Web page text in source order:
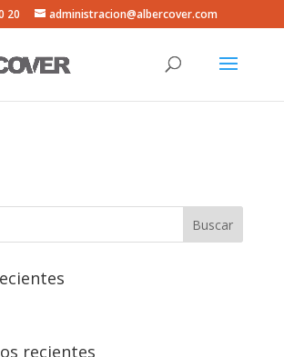
20 administracion@albercover.com
recientes